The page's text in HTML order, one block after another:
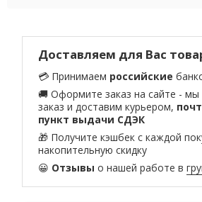
Доставляем для Вас
💳 Принимаем российские
🚚 Оформите заказ на сайте -
заказ и доставим курьером,
пункт выдачи СДЭК
🎁 Получите кэшбек с каждой
накопительную скидку
😀 Отзывы о нашей работе в